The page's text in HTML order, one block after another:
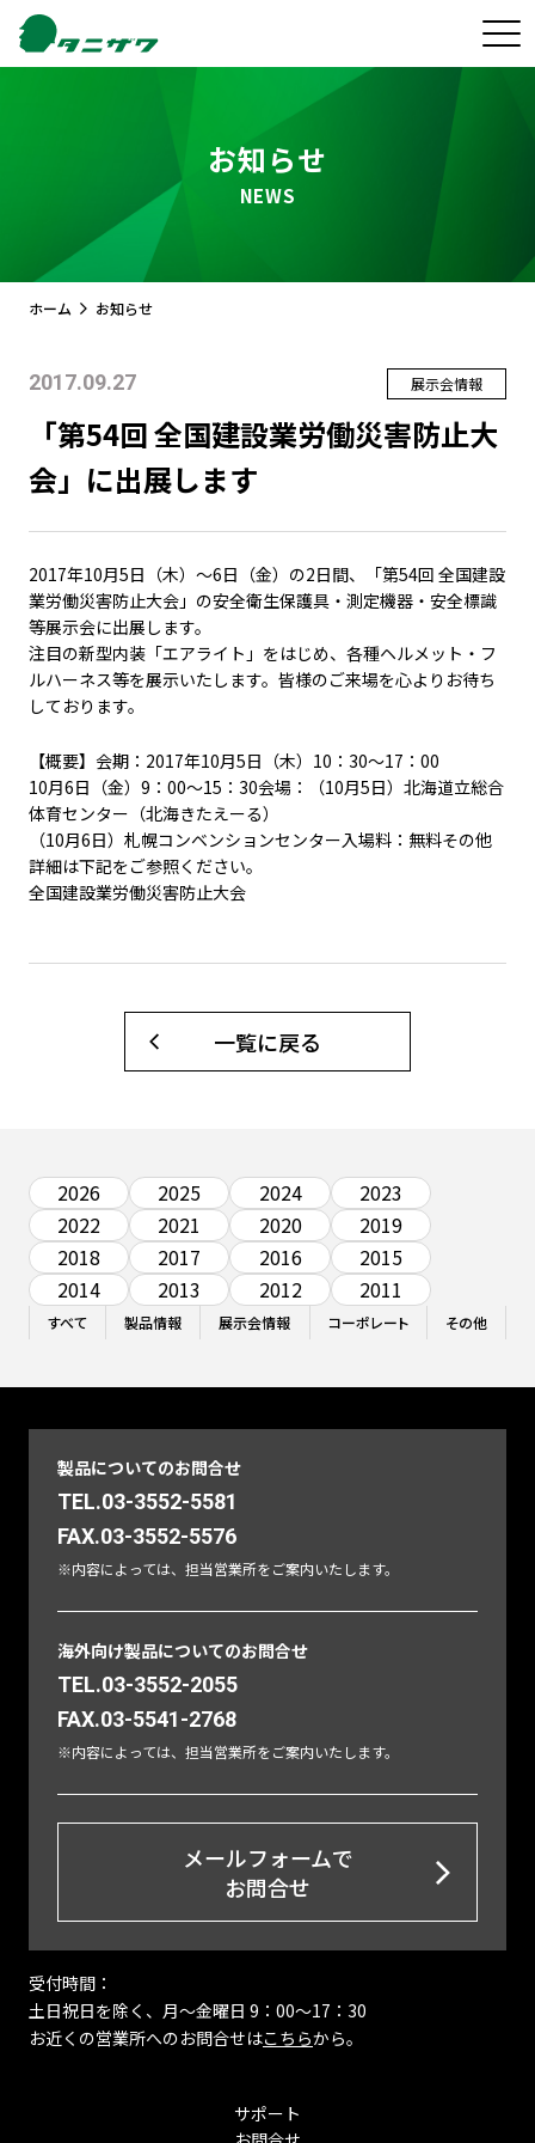
お知らせ
NEWS
ホーム お知らせ
2017.09.27 展示会情報
「第54回 全国建設業労働災害防止大
会」に出展します
2017年10月5日（木）～6日（金）の2日間、「第54回 全国建設
業労働災害防止大会」の安全衛生保護具・測定機器・安全標識
等展示会に出展します。
注目の新型内装「エアライト」をはじめ、各種ヘルメット・フ
ルハーネス等を展示いたします。皆様のご来場を心よりお待ち
しております。
【概要】会期：2017年10月5日（木）10：30～17：00
10月6日（金）9：00～15：30会場：（10月5日）北海道立総合
体育センター（北海きたえーる）
（10月6日）札幌コンベンションセンター入場料：無料その他
詳細は下記をご参照ください。
全国建設業労働災害防止大会
一覧に戻る
2026 2025 2024
2023
2022
2021 2020
2019
2018
2017 2016
2015
2014
2013 2012 2011
すべて 製品情報 展示会情報 コーポレート その他
製品についてのお問合せ
TEL.03-3552-5581
FAX.03-3552-5576
※内容によっては、担当営業所をご案内いたします。
海外向け製品についてのお問合せ
TEL.03-3552-2055
FAX.03-5541-2768
※内容によっては、担当営業所をご案内いたします。
メールフォームで
お問合せ
受付時間：
土日祝日を除く、月〜金曜日 9：00～17：30
お近くの営業所へのお問合せはこちらから。
サポート